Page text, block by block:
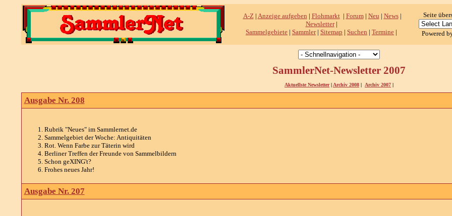
A-Z| Anzeige aufgeben | Flohmarkt| Forum| Neu | News|
Newsletter|
Sammelgebiete | Sammler| Sitemap | Suchen | Termine |
Seite
Powered
SammlerNet-Newsletter 2007
Aktuellste Newsletter| Archiv 2008 | Archiv 2007 |
Ausgabe Nr. 208
Rubrik "Neues" im Sammlernet.de
Sammelgebiet der Woche: Antiquitäten
Rot. Wenn Farbe zur Täterin wird
Berliner Treffen der Freunde von Sammelbildern
Schon geXING't?
Frohes neues Jahr!
Ausgabe Nr. 207